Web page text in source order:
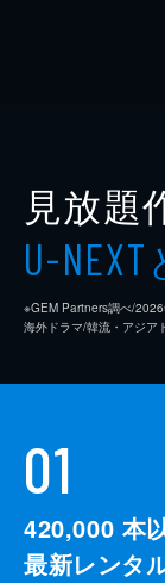
見放題
U-NEXT
※GEM Partners調べ/
海外ドラマ/韓流・アジア
01
420,000 本
最新レンタ